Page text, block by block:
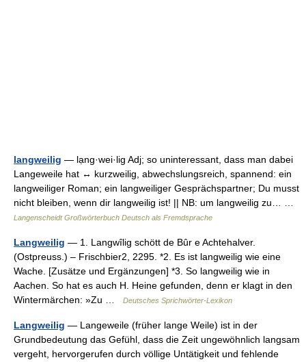
langweilig — lạng·wei·lig Adj; so uninteressant, dass man dabei
Langeweile hat ↔ kurzweilig, abwechslungsreich, spannend: ein
langweiliger Roman; ein langweiliger Gesprächspartner; Du musst
nicht bleiben, wenn dir langweilig ist! || NB: um langweilig zu… …
Langenscheidt Großwörterbuch Deutsch als Fremdsprache
Langweilig — 1. Langwîlig schött de Bûr e Achtehalver.
(Ostpreuss.) – Frischbier2, 2295. *2. Es ist langweilig wie eine
Wache. [Zusätze und Ergänzungen] *3. So langweilig wie in
Aachen. So hat es auch H. Heine gefunden, denn er klagt in den
Wintermärchen: »Zu …
Deutsches Sprichwörter-Lexikon
Langweilig — Langeweile (früher lange Weile) ist in der
Grundbedeutung das Gefühl, dass die Zeit ungewöhnlich langsam
vergeht, hervorgerufen durch völlige Untätigkeit und fehlende